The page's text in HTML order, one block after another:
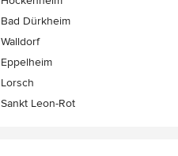
Bad Dürkheim
Walldorf
Eppelheim
Lorsch
Sankt Leon-Rot